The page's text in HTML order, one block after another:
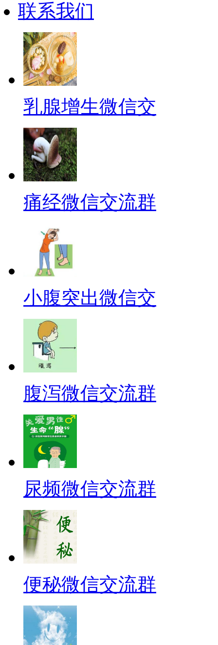
联系我们
乳腺增生微信交
痛经微信交流群
小腹突出微信交
腹泻微信交流群
尿频微信交流群
便秘微信交流群